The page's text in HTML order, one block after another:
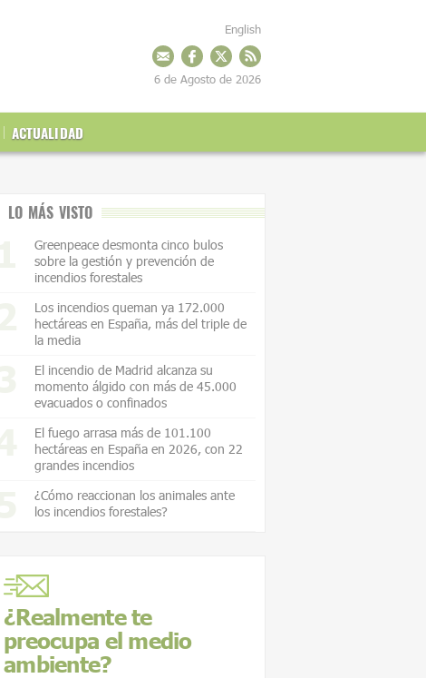
ACTUALIDAD
English
6 de Agosto de 2026
LO MÁS VISTO
Greenpeace desmonta cinco bulos
sobre la gestión y prevención de
incendios forestales
Los incendios queman ya 172.000
hectáreas en España, más del triple de
la media
El incendio de Madrid alcanza su
momento álgido con más de 45.000
evacuados o confinados
El fuego arrasa más de 101.100
hectáreas en España en 2026, con 22
grandes incendios
¿Cómo reaccionan los animales ante
los incendios forestales?
¿Realmente te
preocupa el medio
ambiente?